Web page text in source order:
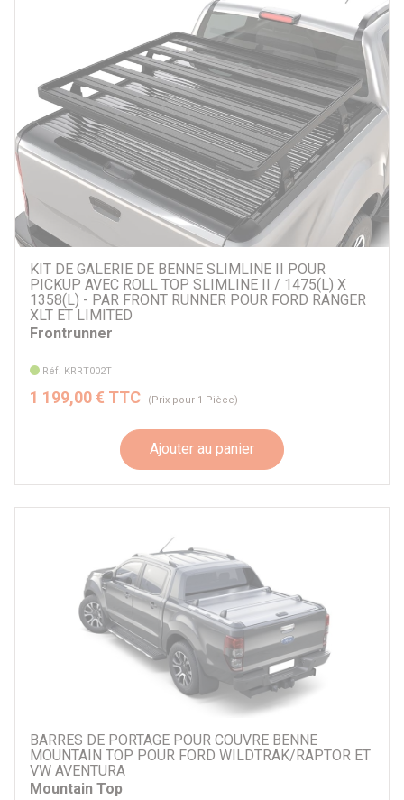
KIT DE GALERIE DE BENNE SLIMLINE II POUR
PICKUP AVEC ROLL TOP SLIMLINE II / 1475(L) X
1358(L) - PAR FRONT RUNNER POUR FORD RANGER
XLT ET LIMITED
Frontrunner
Réf. KRRT002T
1 199,00 € TTC (Prix pour 1 Pièce)
Ajouter au panier
BARRES DE PORTAGE POUR COUVRE BENNE
MOUNTAIN TOP POUR FORD WILDTRAK/RAPTOR ET
VW AVENTURA
Mountain Top
1935 €
Par marque
ARB
Frontrunner
Mountain Top
Rhino Rack
Autre
Par véhicule